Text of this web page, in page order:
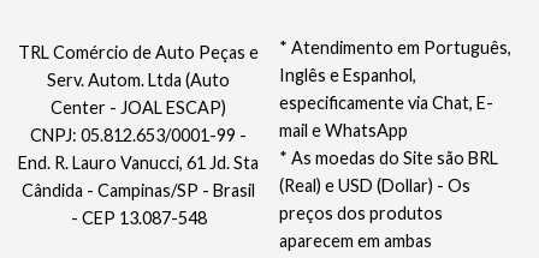
* Atendimento em Português,
Inglês e Espanhol,
especificamente via Chat, E-
mail e WhatsApp
* As moedas do Site são BRL
(Real) e USD (Dollar) - Os
preços dos produtos
aparecem em ambas
TRL Comércio de Auto Peças e
Serv. Autom. Ltda (Auto
Center - JOAL ESCAP)
CNPJ: 05.812.653/0001-99 -
End. R. Lauro Vanucci, 61 Jd. Sta
Cândida - Campinas/SP - Brasil
- CEP 13.087-548